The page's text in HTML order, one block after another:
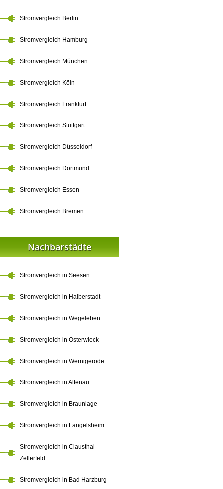
Stromvergleich Berlin
Stromvergleich Hamburg
Stromvergleich München
Stromvergleich Köln
Stromvergleich Frankfurt
Stromvergleich Stuttgart
Stromvergleich Düsseldorf
Stromvergleich Dortmund
Stromvergleich Essen
Stromvergleich Bremen
Nachbarstädte
Stromvergleich in Seesen
Stromvergleich in Halberstadt
Stromvergleich in Wegeleben
Stromvergleich in Osterwieck
Stromvergleich in Wernigerode
Stromvergleich in Altenau
Stromvergleich in Braunlage
Stromvergleich in Langelsheim
Stromvergleich in Clausthal-
Zellerfeld
Stromvergleich in Bad Harzburg